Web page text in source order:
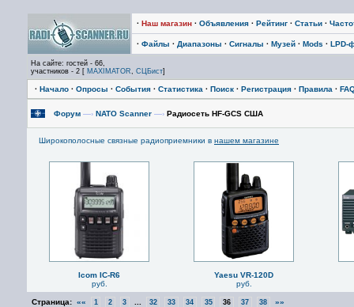
· Наш магазин · Объявления · Рейтинг · Статьи ·
· Файлы · Диапазоны · Сигналы · Музей · Mods · LPD-
На сайте: гостей - 66,
участников - 2 [ MAXIMATOR, СЦБист]
· Начало · Опросы · События · Статистика · Поиск · Регистрация · Правила ·
Форум —› NATO Scanner —› Радиосеть HF-GCS США
Широкополосные связные радиоприемники в нашем магазине
Icom IC-R6
руб.
Yaesu VR-120D
руб.
Страница: «« 1 2 3 32 33 34 35 36 37 38 »»